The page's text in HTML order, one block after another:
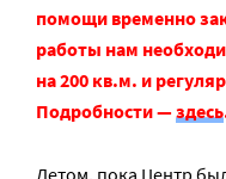
помощи временно
работы нам
на 200 кв.м. и
Подробности —здесь
Летом, пока Центр